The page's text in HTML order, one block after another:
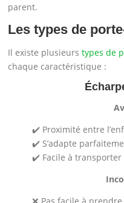
parent.
Les types de
Il existe plusieurstypes de
chaque caractéristique :
✔️ Proximité entre
✔️ S’adapte
✔️ Facile à transporter